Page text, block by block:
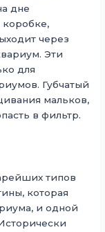
дне
коробке,
через
Эти
для
Губчатый
мальков,
в фильтр.
типов
которая
и одной